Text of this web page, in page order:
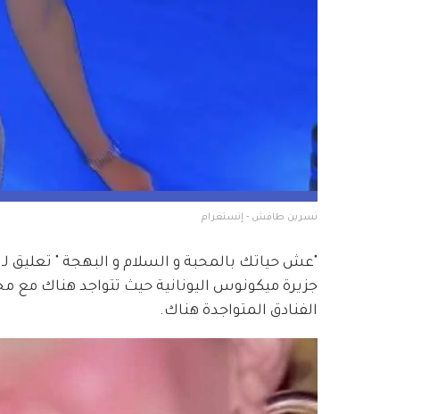
نسرين طافش - إنستغرام
"عش حياتك بالمحبة و السلام و البهجة "
جزيرة ميكونوس اليونانية حيث تتواجد هناك مع
الفنادق المتواجدة هناك.